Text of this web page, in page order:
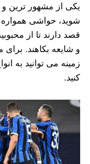
یکی از مشهور ترین و
شوید، حواشی
قصد دارند تا از
و شایعه بکاهند. برای
زمینه می توانید به
کنید.